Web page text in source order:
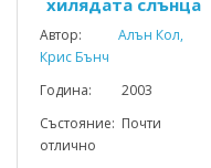
хилядата слънца
Автор:
Алън Кол,
Крис Бънч
Година: 2003
Състояние: Почти
отлично